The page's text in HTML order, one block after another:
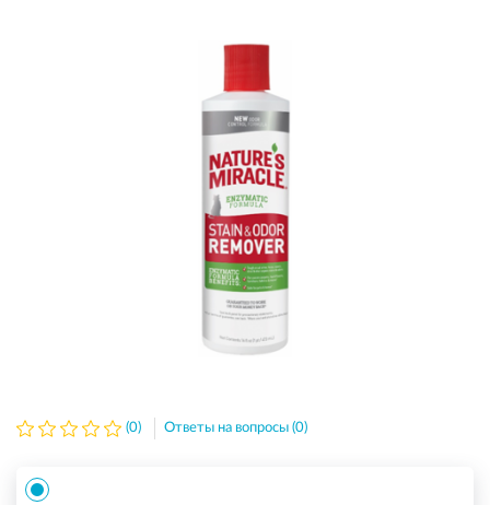
(0) Ответы на вопросы (0)